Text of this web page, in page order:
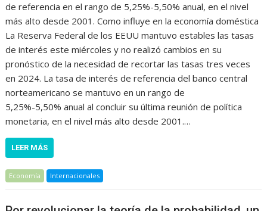
de referencia en el rango de 5,25%-5,50% anual, en el nivel
más alto desde 2001. Como influye en la economía doméstica
La Reserva Federal de los EEUU mantuvo estables las tasas
de interés este miércoles y no realizó cambios en su
pronóstico de la necesidad de recortar las tasas tres veces
en 2024. La tasa de interés de referencia del banco central
norteamericano se mantuvo en un rango de
5,25%-5,50% anual al concluir su última reunión de política
monetaria, en el nivel más alto desde 2001.…
LEER MÁS
Economía Internacionales